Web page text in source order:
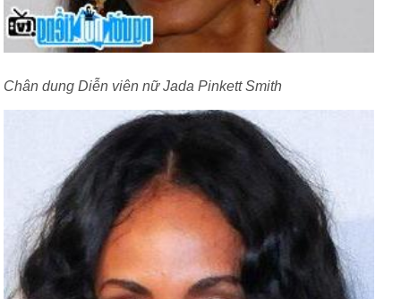
Chân dung Diễn viên nữ Jada Pinkett Smith